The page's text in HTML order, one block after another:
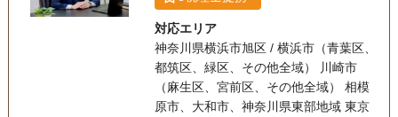
対応エリア
神奈川県横浜市旭区 / 横浜市（青葉区、
都筑区、緑区、その他全域） 川崎市
（麻生区、宮前区、その他全域） 相模
原市、大和市、神奈川県東部地域 東京